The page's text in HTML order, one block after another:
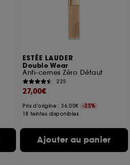
ESTÉE LAUDER
Double Wear
Anti-cernes Zéro Défaut
225
27,00€
Prix d'origine : 36,00€
-25%
18 teintes disponibles
Ajouter au panier